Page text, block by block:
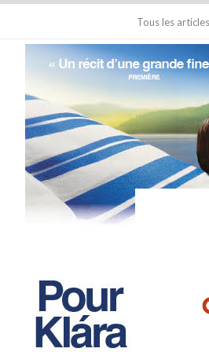
Tous les articles